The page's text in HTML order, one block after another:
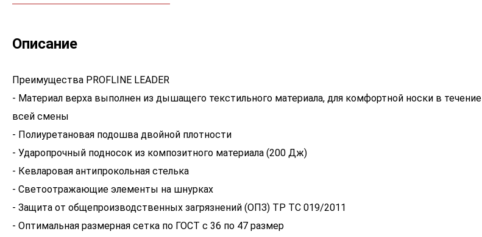
Описание
Преимущества PROFLINE LEADER
- Материал верха выполнен из дышащего текстильного материала, для комфортной носки в течение
всей смены
- Полиуретановая подошва двойной плотности
- Ударопрочный подносок из композитного материала (200 Дж)
- Кевларовая антипрокольная стелька
- Светоотражающие элементы на шнурках
- Защита от общепроизводственных загрязнений (ОПЗ) ТР ТС 019/2011
- Оптимальная размерная сетка по ГОСТ с 36 по 47 размер